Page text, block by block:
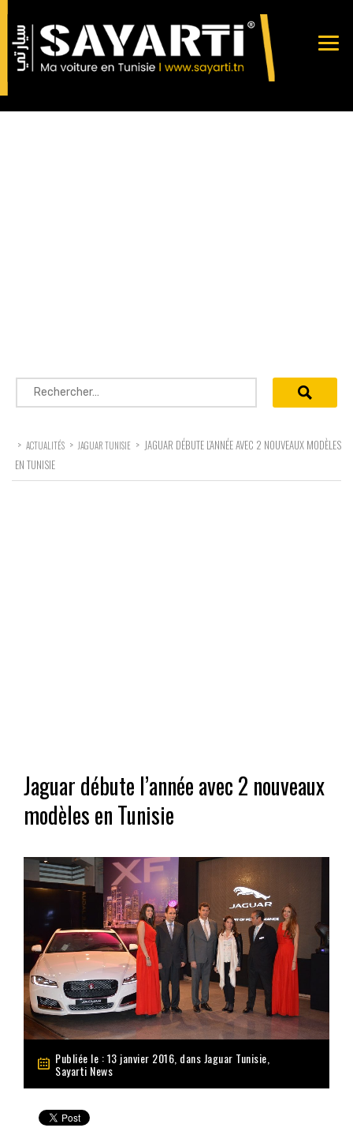
Rechercher :
> ACTUALITÉS > JAGUAR TUNISIE > JAGUAR DÉBUTE L’ANNÉE AVEC 2 NOUVEAUX MODÈLES
EN TUNISIE
Jaguar débute l’année avec 2 nouveaux
modèles en Tunisie
Publiée le : 13 janvier 2016, dans Jaguar Tunisie
Sayarti News